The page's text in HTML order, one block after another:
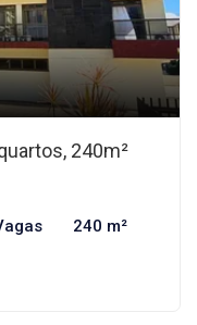
240m²
240 m²